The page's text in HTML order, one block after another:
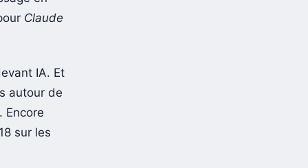
Claude
IA. Et
autour de
Encore
sur les